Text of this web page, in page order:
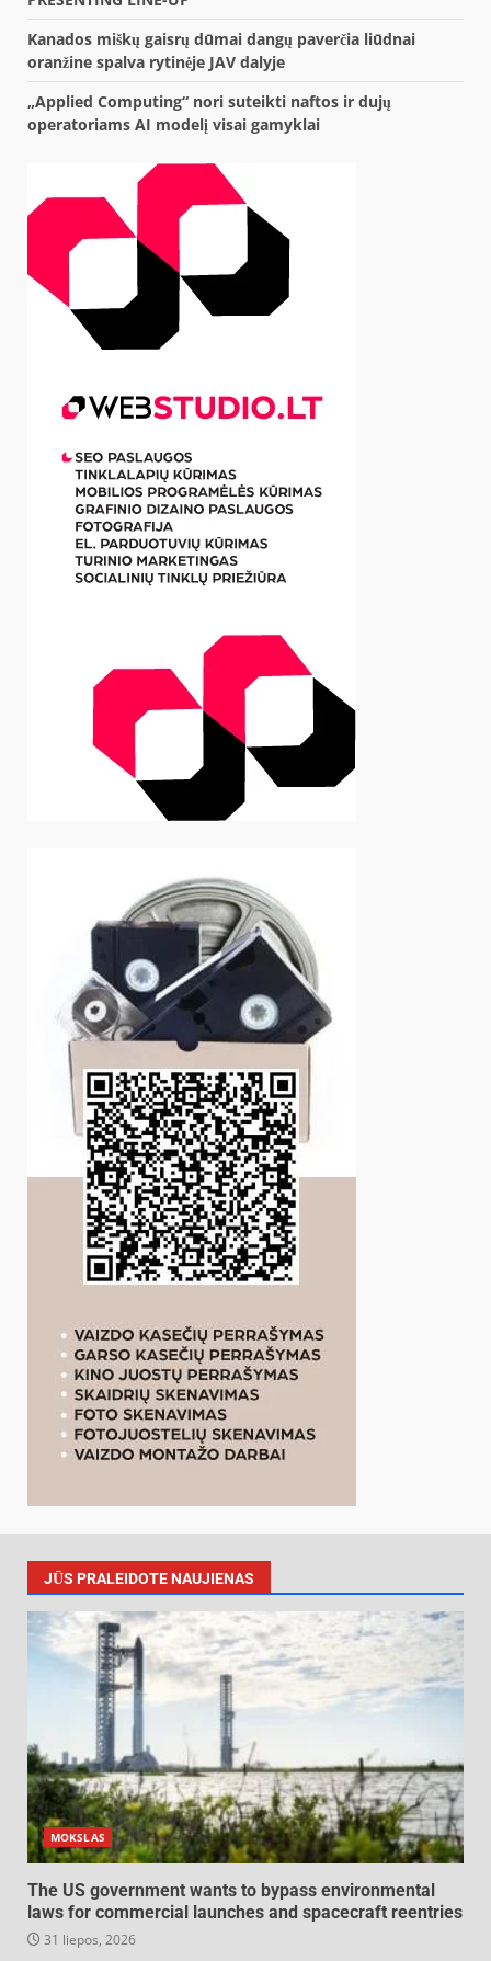
Kanados miškų gaisrų dūmai dangų paverčia liūdnai
oranžine spalva rytinėje JAV dalyje
„Applied Computing“ nori suteikti naftos ir dujų
operatoriams AI modelį visai gamyklai
JŪS PRALEIDOTE NAUJIENAS
MOKSLAS
The US government wants to bypass environmental
laws for commercial launches and spacecraft reentries
31 liepos, 2026